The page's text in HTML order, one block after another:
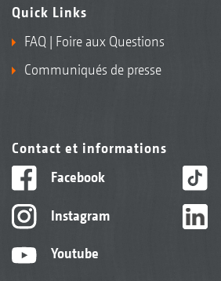
Quick Links
FAQ | Foire aux Questions
Communiqués de presse
Contact et informations
Facebook
Instagram
Youtube